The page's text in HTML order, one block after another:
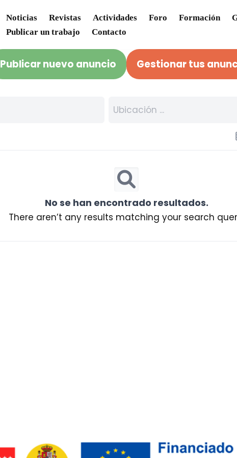
Noticias Revistas Actividades Foro Formación
Publicar un trabajo
Contacto
Publicar nuevo anuncio Gestionar tus
No se han encontrado resultados.
There aren’t any results matching your search